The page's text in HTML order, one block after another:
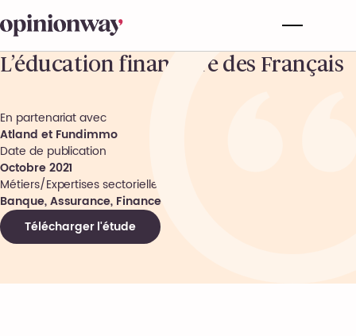
L’éducation financière des Français
En partenariat avec
Atland et Fundimmo
Date de publication
Octobre 2021
Métiers/Expertises sectorielles
Banque, Assurance, Finance
Télécharger l'étude